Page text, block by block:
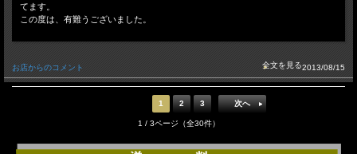
てます。
この度は、有難うございました。
お店からのコメント 2013/08/15
1 2 3 次へ
1 / 3ページ（全30件）